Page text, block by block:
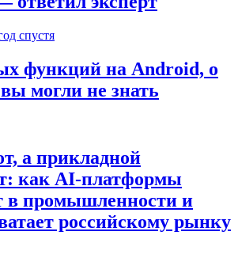
спустя
функций на Android, о
могли не знать
а прикладной
как AI-платформы
в промышленности и
российскому рынку